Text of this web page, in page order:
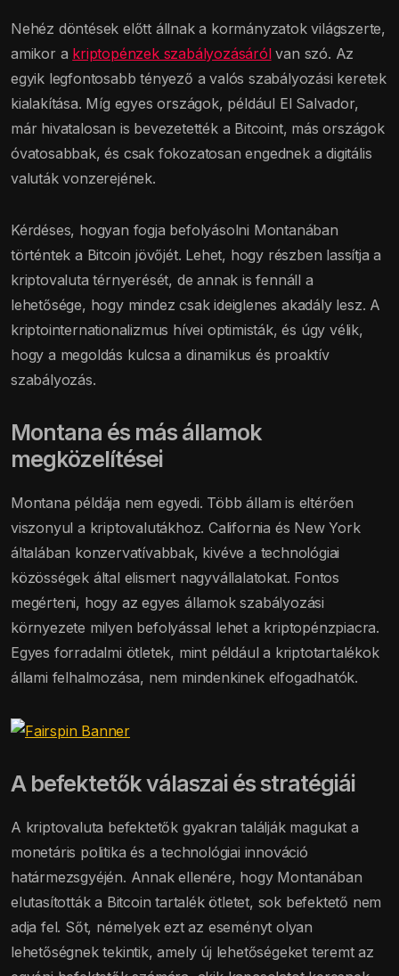
Nehéz döntések előtt állnak a kormányzatok világszerte,
amikor a kriptopénzek szabályozásárólvan szó. Az
egyik legfontosabb tényező a valós szabályozási keretek
kialakítása. Míg egyes országok, például El Salvador,
már hivatalosan is bevezetették a Bitcoint, más országok
óvatosabbak, és csak fokozatosan engednek a digitális
valuták vonzerejének.
Kérdéses, hogyan fogja befolyásolni Montanában
történtek a Bitcoin jövőjét. Lehet, hogy részben lassítja a
kriptovaluta térnyerését, de annak is fennáll a
lehetősége, hogy mindez csak ideiglenes akadály lesz. A
kriptointernationalizmus hívei optimisták, és úgy vélik,
hogy a megoldás kulcsa a dinamikus és proaktív
szabályozás.
Montana és más államok
megközelítései
Montana példája nem egyedi. Több állam is eltérően
viszonyul a kriptovalutákhoz. California és New York
általában konzervatívabbak, kivéve a technológiai
közösségek által elismert nagyvállalatokat. Fontos
megérteni, hogy az egyes államok szabályozási
környezete milyen befolyással lehet a kriptopénzpiacra.
Egyes forradalmi ötletek, mint például a kriptotartalékok
állami felhalmozása, nem mindenkinek elfogadhatók.
A befektetők válaszai és stratégiái
A kriptovaluta befektetők gyakran találják magukat a
monetáris politika és a technológiai innováció
határmezsgyéjén. Annak ellenére, hogy Montanában
elutasították a Bitcoin tartalék ötletet, sok befektető nem
adja fel. Sőt, némelyek ezt az eseményt olyan
lehetőségnek tekintik, amely új lehetőségeket teremt az